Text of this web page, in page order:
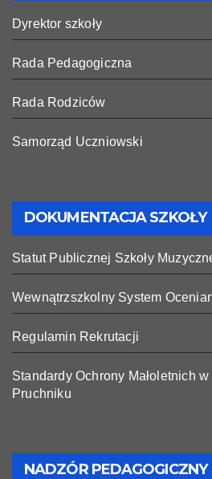
Dyrektor szkoły
Rada Pedagogiczna
Rada Rodziców
Samorząd Uczniowski
DOKUMENTACJA SZKOŁY
Statut Publicznej Szkoły
Wewnątrzszkolny System
Regulamin Rekrutacji
Standardy Ochrony Małoletnich
Pruchniku
NADZÓR PEDAGOGICZNY